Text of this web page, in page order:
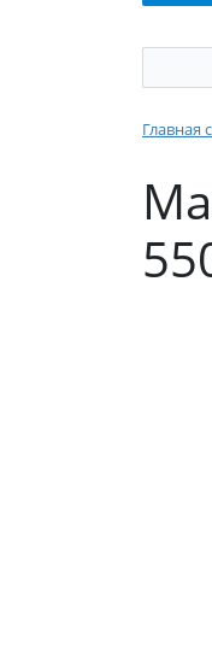
Главная